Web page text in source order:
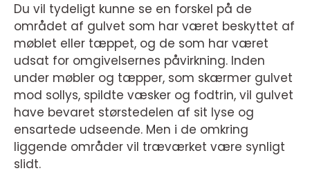
Du vil tydeligt kunne se en forskel på de
området af gulvet som har været beskyttet af
møblet eller tæppet, og de som har været
udsat for omgivelsernes påvirkning. Inden
under møbler og tæpper, som skærmer gulvet
mod sollys, spildte væsker og fodtrin, vil gulvet
have bevaret størstedelen af sit lyse og
ensartede udseende. Men i de omkring
liggende områder vil træværket være synligt
slidt.